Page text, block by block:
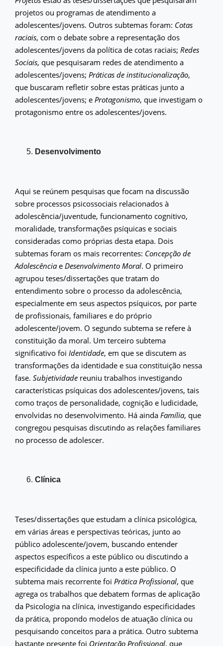
projetos ou programas de atendimento a
adolescentes/jovens. Outros subtemas foram: Cotas
raciais, com o debate sobre a representação dos
adolescentes/jovens da política de cotas raciais; Redes
Sociais, que pesquisaram redes de atendimento a
adolescentes/jovens; Práticas de institucionalização,
que buscaram refletir sobre estas práticas junto a
adolescentes/jovens; e Protagonismo, que investigam o
protagonismo entre os adolescentes/jovens.
Desenvolvimento
Aqui se reúnem pesquisas que focam na discussão
sobre processos psicossociais relacionados à
adolescência/juventude, funcionamento cognitivo,
moralidade, transformações psíquicas e sociais
consideradas como próprias desta etapa. Dois
subtemas foram os mais recorrentes: Concepção de
Adolescênciae Desenvolvimento Moral. O primeiro
agrupou teses/dissertações que tratam do
entendimento sobre o processo da adolescência,
especialmente em seus aspectos psíquicos, por parte
de profissionais, familiares e do próprio
adolescente/jovem. O segundo subtema se refere à
constituição da moral. Um terceiro subtema
significativo foi Identidade, em que se discutem as
transformações da identidade e sua constituição nessa
fase. Subjetividade reuniu trabalhos investigando
características psíquicas dos adolescentes/jovens, tais
como traços de personalidade, cognição e ludicidade,
envolvidas no desenvolvimento. Há ainda Família, que
congregou pesquisas discutindo as relações familiares
no processo de adolescer.
Clínica
Teses/dissertações que estudam a clínica psicológica,
em várias áreas e perspectivas teóricas, junto ao
público adolescente/jovem, buscando entender
aspectos específicos a este público ou discutindo a
especificidade da clínica junto a este público. O
subtema mais recorrente foi Prática Profissional, que
agrega os trabalhos que debatem formas de aplicação
da Psicologia na clínica, investigando especificidades
da prática, propondo modelos de atuação clínica ou
pesquisando conceitos para a prática. Outro subtema
bastante presente foi Orientação Profissional, que